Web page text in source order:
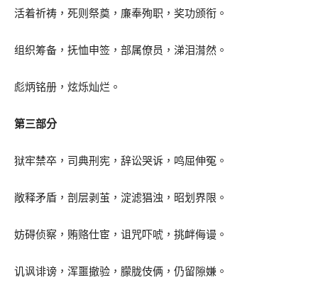
活着祈祷，死则祭奠，廉奉殉职，奖功颁衔。
组织筹备，抚恤申签，部属僚员，涕泪潸然。
彪炳铭册，炫烁灿烂。
第三部分
狱牢禁卒，司典刑宪，辞讼哭诉，鸣屈伸冤。
敞释矛盾，剖层剥茧，淀滤猖浊，昭划界限。
妨碍侦察，贿赂仕宦，诅咒吓唬，挑衅侮谩。
讥讽诽谤，浑噩撤验，朦胧伎俩，仍留隙嫌。